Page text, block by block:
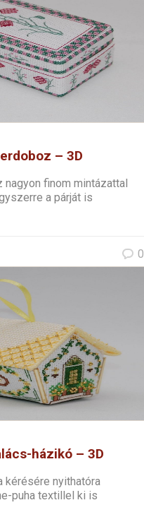
– 3D
finom mintázattal
a párját is
0
házikó – 3D
kérésére nyithatóra
puha textillel ki is